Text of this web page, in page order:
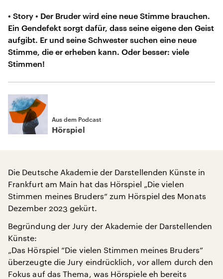
• Story • Der Bruder wird eine neue Stimme brauchen.
Ein Gendefekt sorgt dafür, dass seine eigene den Geist
aufgibt. Er und seine Schwester suchen eine neue
Stimme, die er erheben kann. Oder besser: viele
Stimmen!
Aus dem Podcast
Hörspiel
Die Deutsche Akademie der Darstellenden Künste in
Frankfurt am Main hat das Hörspiel „Die vielen
Stimmen meines Bruders“ zum Hörspiel des Monats
Dezember 2023 gekürt.
Begründung der Jury der Akademie der Darstellenden
Künste:
„Das Hörspiel “Die vielen Stimmen meines Bruders”
überzeugte die Jury eindrücklich, vor allem durch den
Fokus auf das Thema, was Hörspiele eh bereits